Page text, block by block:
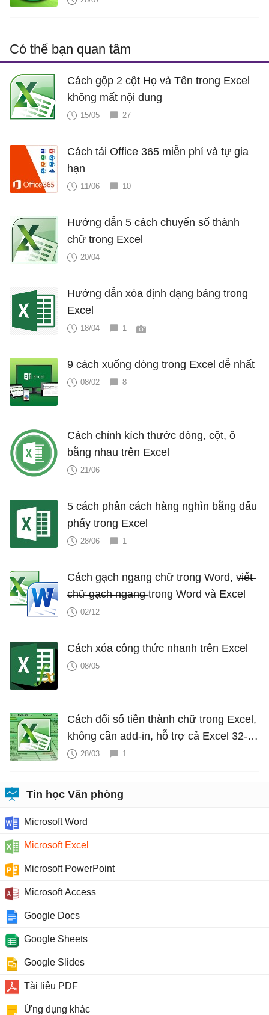
Có thể bạn quan tâm
Cách gộp 2 cột Họ và Tên trong Excel
không mất nội dung
15/05 27
Cách tải Office 365 miễn phí và tự gia
hạn
11/06 10
Hướng dẫn 5 cách chuyển số thành
chữ trong Excel
20/04
Hướng dẫn xóa định dạng bảng trong
Excel
18/04 1
9 cách xuống dòng trong Excel dễ nhất
08/02 8
Cách chỉnh kích thước dòng, cột, ô
bằng nhau trên Excel
21/06
5 cách phân cách hàng nghìn bằng dấu
phẩy trong Excel
28/06 1
Cách gạch ngang chữ trong Word, v̶i̶ế̶t̶
̶c̶h̶ữ̶ ̶g̶ạ̶c̶h̶ ̶n̶g̶a̶n̶g̶ trong Word và Excel
02/12
Cách xóa công thức nhanh trên Excel
08/05
Cách đổi số tiền thành chữ trong Excel,
không cần add-in, hỗ trợ cả Excel 32-bit
và 64-bit
28/03 1
Tin học Văn phòng
Microsoft Word
Microsoft Excel
Microsoft PowerPoint
Microsoft Access
Google Docs
Google Sheets
Google Slides
Tài liệu PDF
Ứng dụng khác